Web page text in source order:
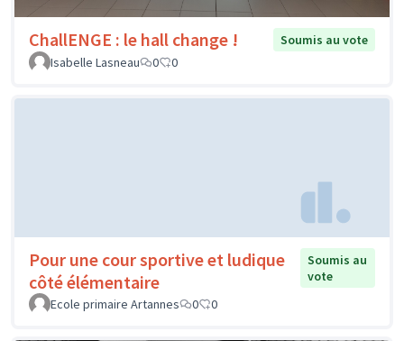
ChallENGE : le hall change !
Soumis au vote
Isabelle Lasneau
0 0
Pour une cour sportive et ludique
côté élémentaire
Soumis au
vote
Ecole primaire Artannes
0 0